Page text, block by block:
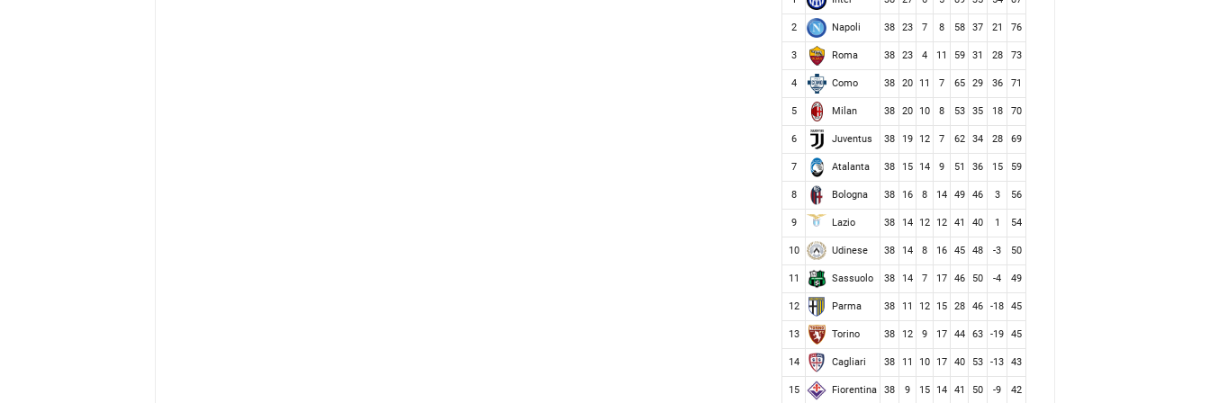
2 Napoli 38 23 7 8 58 37 21 76
3 Roma 38 23 4 11 59 31 28 73
4 Como 38 20 11 7 65 29 36 71
5 Milan 38 20 10 8 53 35 18 70
6 Juventus 38 19 12 7 62 34 28 69
7 Atalanta 38 15 14 9 51 36 15 59
8 Bologna 38 16 8 14 49 46 3 56
9 Lazio 38 14 12 12 41 40 1 54
10 Udinese 38 14 8 16 45 48 -3 50
11 Sassuolo 38 14 7 17 46 50 -4 49
12 Parma 38 11 12 15 28 46 -18 45
13 Torino 38 12 9 17 44 63 -19 45
14 Cagliari 38 11 10 17 40 53 -13 43
15 Fiorentina 38 9 15 14 41 50 -9 42